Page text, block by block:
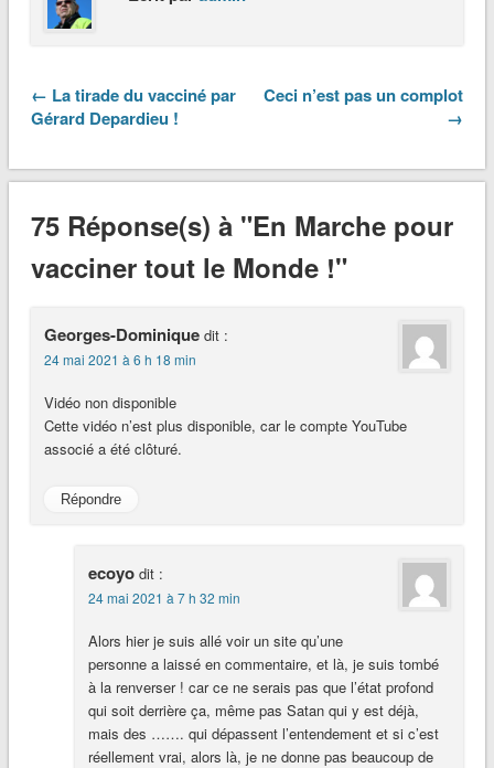
← La tirade du vacciné par
Gérard Depardieu !
Ceci n’est pas un complot
→
75 Réponse(s) à "En Marche pour
vacciner tout le Monde !"
Georges-Dominique dit :
24 mai 2021 à 6 h 18 min
Vidéo non disponible
Cette vidéo n’est plus disponible, car le compte YouTube
associé a été clôturé.
Répondre
ecoyo dit :
24 mai 2021 à 7 h 32 min
Alors hier je suis allé voir un site qu’une
personne a laissé en commentaire, et là, je suis tombé
à la renverser ! car ce ne serais pas que l’état profond
qui soit derrière ça, même pas Satan qui y est déjà,
mais des ……. qui dépassent l’entendement et si c’est
réellement vrai, alors là, je ne donne pas beaucoup de